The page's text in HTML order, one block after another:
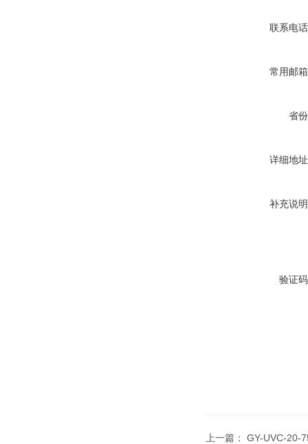
联系电
常用邮
省
详细地
补充说
验证
上一篇： GY-UVC-20-